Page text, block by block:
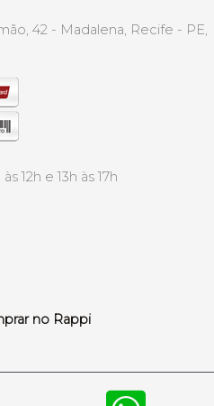
42 - Madalena, Recife - PE,
12h e 13h às 17h
no Rappi